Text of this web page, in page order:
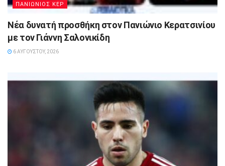
ΠΑΝΙΩΝΙΟΣ ΚΕΡ
Νέα δυνατή προσθήκη στον Πανιώνιο Κερατσινίου
με τον Γιάννη Σαλονικίδη
6 ΑΥΓΟΎΣΤΟΥ, 2026